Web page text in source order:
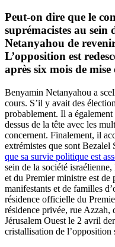
Peut-on dire que le
suprémacistes au
Netanyahou de
L’opposition est
après six mois de
Benyamin Netanyahou a
cours. S’il y avait des
probablement. Il a
dessus de la tête avec les
concernent. Finalement, il
extrémistes que sont
que sa survie politique est
sein de la société
et du Premier ministre est
manifestants et de familles
résidence officielle du
résidence privée, rue Azzah,
Jérusalem Ouest le 2 avril
cristallisation de l’opposition